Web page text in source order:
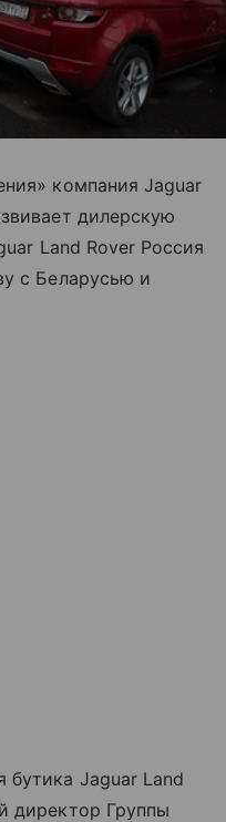
компания Jaguar
дилерскую
Land Rover Россия
с Беларусью и
бутика Jaguar Land
директор Группы